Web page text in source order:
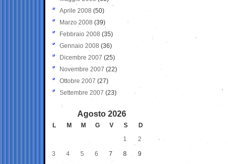
Aprile 2008 (50)
Marzo 2008 (39)
Febbraio 2008 (35)
Gennaio 2008 (36)
Dicembre 2007 (25)
Novembre 2007 (22)
Ottobre 2007 (27)
Settembre 2007 (23)
Agosto 2026
L M M G V S
D
1
2
3 4 5 6 7 8 9